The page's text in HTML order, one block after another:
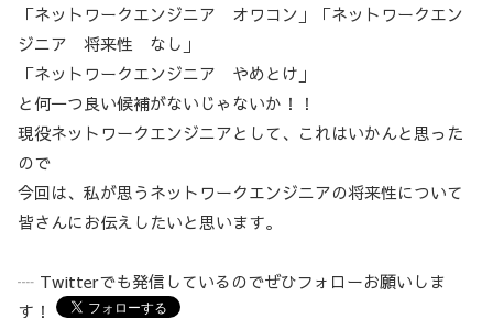
「ネットワークエンジニア オワコン」「ネットワークエン
ジニア 将来性 なし」
「ネットワークエンジニア やめとけ」
と何一つ良い候補がないじゃないか！！
現役ネットワークエンジニアとして、これはいかんと思った
ので
今回は、私が思うネットワークエンジニアの将来性について
皆さんにお伝えしたいと思います。
┈ Twitterでも発信しているのでぜひフォローお願いしま
す！